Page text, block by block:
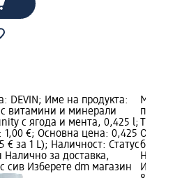
DEVIN; Име на продукта:
витамини и минерали
с ягода и мента, 0,425 l;
1,00 €; Основна цена: 0,425
€ за 1 L); Наличност: Статус
Налично за доставка,
сив Изберете dm магазин
Марка:
продукта:
Tropical, 3
Основна
бр.);
Налично
Изберете